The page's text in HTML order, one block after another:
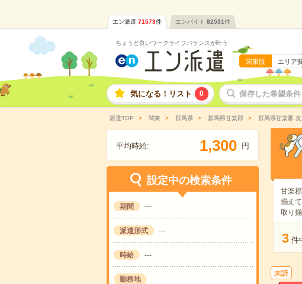
エン派遣 71573件 エンバイト 82531件
ちょうど良いワークライフバランスが叶う
関東版 エリア
気になる！リスト 0 保存した希望条件
派遣TOP 関東 群馬県 群馬県甘楽郡 群馬県甘楽郡
平均時給: 1,300 円
設定中の検索条件
期間 ---
派遣形式 ---
時給 ---
勤務地
甘楽
揃え
取り
3 件
未読